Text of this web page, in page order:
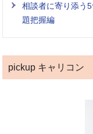
相談者に寄り添う
題把握編
pickup キャリコン